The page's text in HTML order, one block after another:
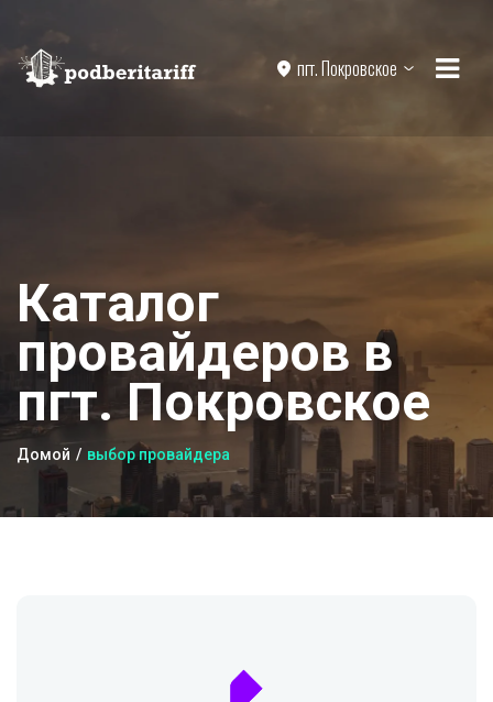
пгт. Покровское
Каталог
провайдеров в
пгт. Покровское
Домой выбор провайдера